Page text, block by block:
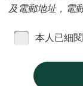
及電郵地址，電
本人已細